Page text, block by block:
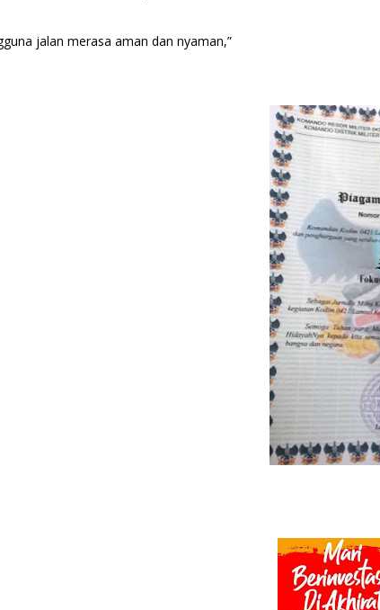
jalan merasa aman dan nyaman,”